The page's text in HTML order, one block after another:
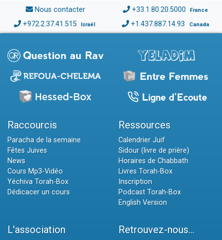
Nous contacter +33.1.80.20.5000 France
+972.2.37.41.515 Israël +1.437.887.14.93 Canada
Raccourcis
Paracha de la semaine
Fêtes Juives
News
Cours Mp3-Vidéo
Yéchiva Torah-Box
Dédicacer un cours
Ressources
Calendrier Juif
Sidour (livre de prière)
Horaires de Chabbath
Livres Torah-Box
Inscription
Podcast Torah-Box
English Version
L'association Retrouvez-nous...